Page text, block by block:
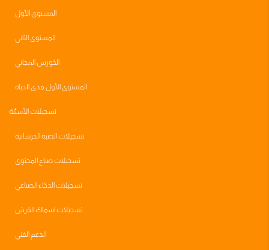
المستوى الأول
المستوى الثاني
الكورس المجاني
المستوى الأول مدى الحياه
تسجيلات الأسئلة
تسجيلات الصبة الخرسانية
تسجيلات صناع المحتوى
تسجيلات الذكاء الصناعي
تسجيلات اسماك القرش
الدعم الفني